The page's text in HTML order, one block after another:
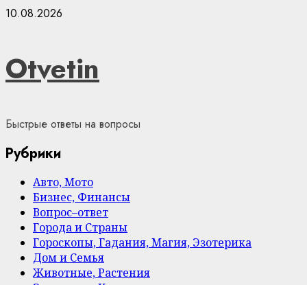
Skip
10.08.2026
Otvetin
Быстрые ответы на вопросы
Рубрики
Авто, Мото
Бизнес, Финансы
Вопрос–ответ
Города и Страны
Гороскопы, Гадания, Магия, Эзотерика
Дом и Семья
Животные, Растения